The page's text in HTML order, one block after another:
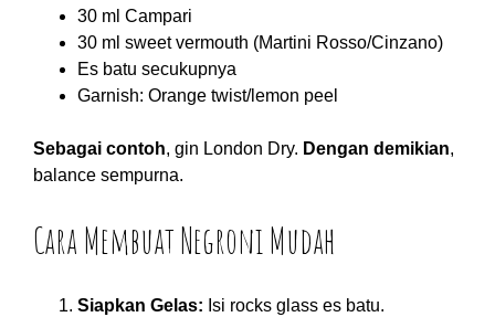
30 ml Campari
30 ml sweet vermouth (Martini Rosso/Cinzano)
Es batu secukupnya
Garnish: Orange twist/lemon peel
Sebagai contoh, gin London Dry. Dengan demikian,
balance sempurna.
Cara Membuat Negroni Mudah
Siapkan Gelas: Isi rocks glass es batu.